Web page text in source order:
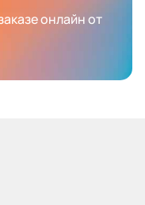
онлайн от